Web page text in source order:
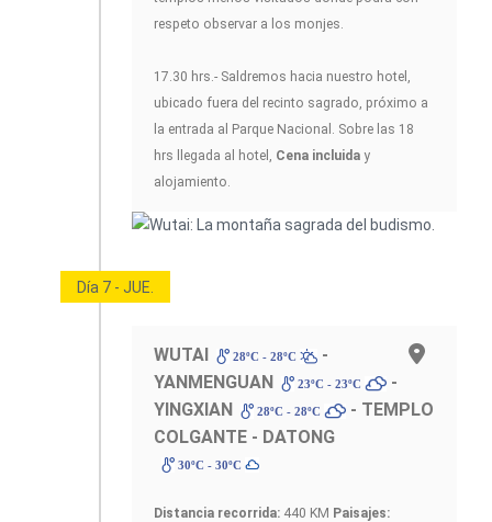
respeto observar a los monjes.
17.30 hrs.- Saldremos hacia nuestro hotel,
ubicado fuera del recinto sagrado, próximo a
la entrada al Parque Nacional. Sobre las 18
hrs llegada al hotel, Cena incluida y
alojamiento.
Día 7 - JUE.
WUTAI 28ºC - 28ºC
-
YANMENGUAN
23ºC - 23ºC
-
YINGXIAN
28ºC - 28ºC
- TEMPLO
COLGANTE - DATONG
30ºC - 30ºC
Distancia recorrida: 440 KM Paisajes: